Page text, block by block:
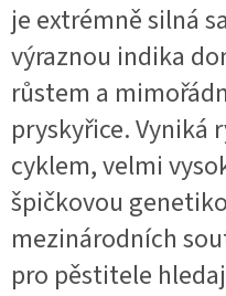
je extrémně silná
výraznou indika
růstem a
pryskyřice. Vyniká
cyklem, velmi
špičkovou
mezinárodních
pro pěstitele